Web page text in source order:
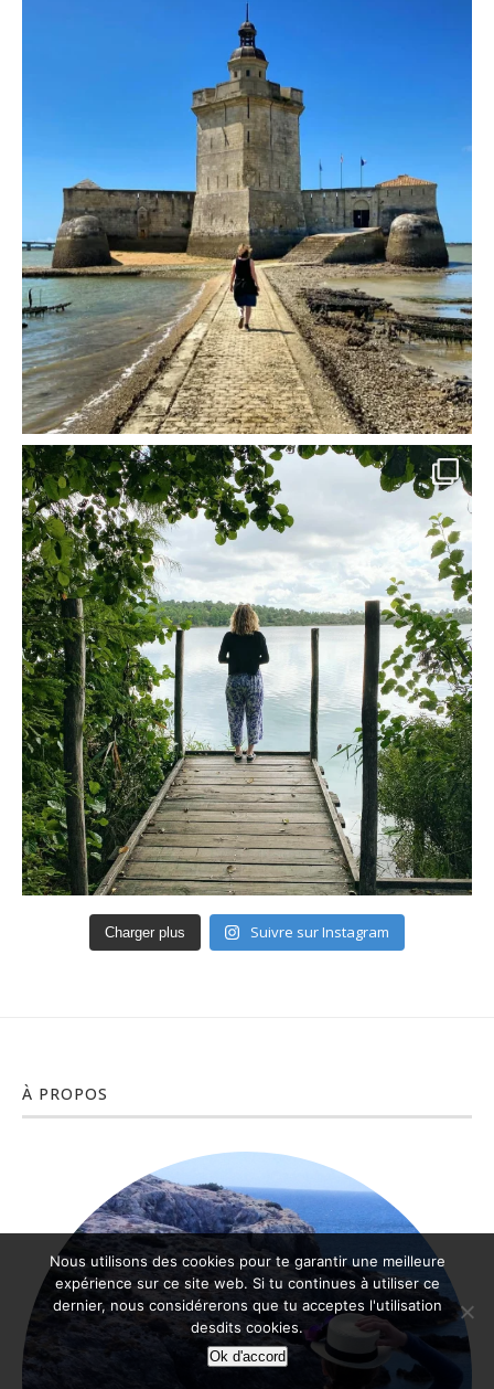
Charger plus Suivre sur Instagram
À PROPOS
Nous utilisons des cookies pour te garantir une meilleure
expérience sur ce site web. Si tu continues à utiliser ce
dernier, nous considérerons que tu acceptes l'utilisation
desdits cookies.
Ok d'accord